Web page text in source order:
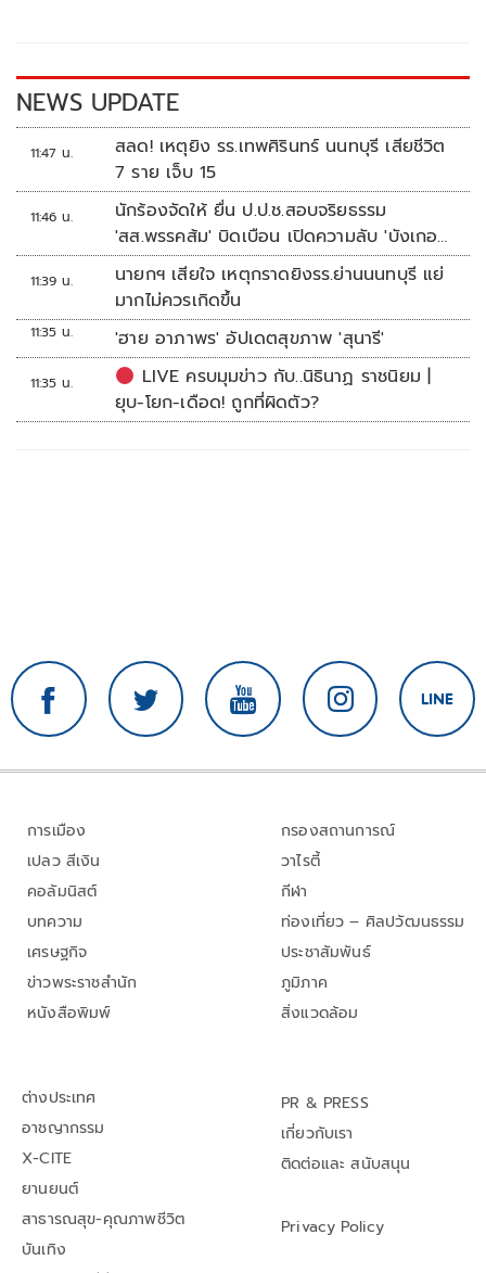
k k
NEWS UPDATE
11:47 น.
สลด! เหตุยิง รร.เทพศิรินทร์ นนทบุรี เสียชีวิต
7 ราย เจ็บ 15
11:46 น.
นักร้องจัดให้ ยื่น ป.ป.ช.สอบจริยธรรม
'สส.พรรคส้ม' บิดเบือน เปิดความลับ 'บังเกอร์
ทหาร'
11:39 น.
นายกฯ เสียใจ เหตุกราดยิงรร.ย่านนนทบุรี แย่
มากไม่ควรเกิดขึ้น
11:35 น. 'ฮาย อาภาพร' อัปเดตสุขภาพ 'สุนารี'
11:35 น.
LIVE ครบมุมข่าว กับ..นิธินาฏ ราชนิยม |
ยุบ-โยก-เดือด! ถูกที่ผิดตัว?
การเมือง
เปลว สีเงิน
คอลัมนิสต์
บทความ
เศรษฐกิจ
ข่าวพระราชสำนัก
หนังสือพิมพ์
กรองสถานการณ์
วาไรตี้
กีฬา
ท่องเที่ยว – ศิลปวัฒนธรรม
ประชาสัมพันธ์
ภูมิภาค
สิ่งแวดล้อม
ต่างประเทศ
อาชญากรรม
X-CITE
ยานยนต์
สาธารณสุข-คุณภาพชีวิต
บันเทิง
PR & PRESS
เกี่ยวกับเรา
ติดต่อและ สนับสนุน
Privacy Policy